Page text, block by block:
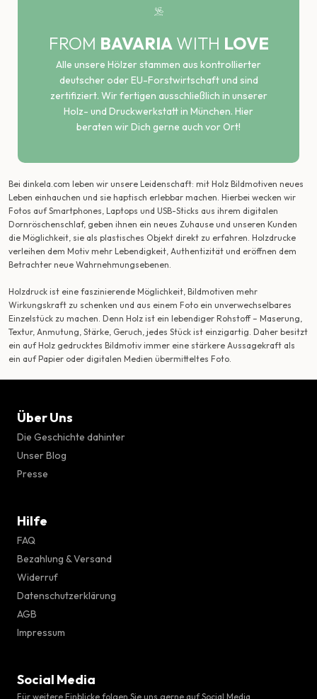
FROM BAVARIAWITH LOVE
Alle unsere Hölzer stammen aus kontrollierter
deutscher oder EU-Forstwirtschaft und sind
zertifiziert. Wir fertigen ausschließlich in unserer
Holz- und Druckwerkstatt in München. Hier
beraten wir Dich gerne auch vor Ort!
Bei dinkela.com leben wir unsere Leidenschaft: mit Holz Bildmotiven neues
Leben einhauchen und sie haptisch erlebbar machen. Hierbei wecken wir
Fotos auf Smartphones, Laptops und USB-Sticks aus ihrem digitalen
Dornröschenschlaf, geben ihnen ein neues Zuhause und unseren Kunden
die Möglichkeit, sie als plastisches Objekt direkt zu erfahren. Holzdrucke
verleihen dem Motiv mehr Lebendigkeit, Authentizität und eröffnen dem
Betrachter neue Wahrnehmungsebenen.
Holzdruck ist eine faszinierende Möglichkeit, Bildmotiven mehr
Wirkungskraft zu schenken und aus einem Foto ein unverwechselbares
Einzelstück zu machen. Denn Holz ist ein lebendiger Rohstoff – Maserung,
Textur, Anmutung, Stärke, Geruch, jedes Stück ist einzigartig. Daher besitzt
ein auf Holz gedrucktes Bildmotiv immer eine stärkere Aussagekraft als
ein auf Papier oder digitalen Medien übermitteltes Foto.
Über Uns
Die Geschichte dahinter
Unser Blog
Presse
Hilfe
FAQ
Bezahlung & Versand
Widerruf
Datenschutzerklärung
AGB
Impressum
Social Media
Für weitere Einblicke folgen Sie uns gerne auf Social Media